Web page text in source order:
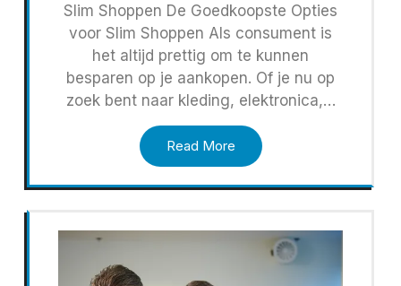
Slim Shoppen De Goedkoopste Opties
voor Slim Shoppen Als consument is
het altijd prettig om te kunnen
besparen op je aankopen. Of je nu op
zoek bent naar kleding, elektronica,…
Read More